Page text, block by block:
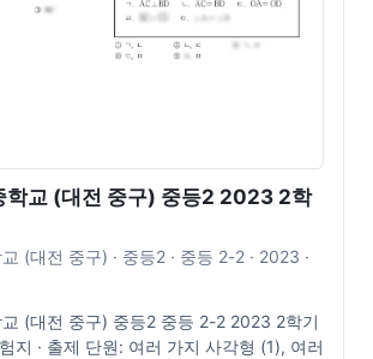
학교 (대전 중구) 중등2 2023 2학
(대전 중구) · 중등2 · 중등 2-2 · 2023 ·
(대전 중구) 중등2 중등 2-2 2023 2학기
지 · 출제 단원: 여러 가지 사각형 (1), 여러